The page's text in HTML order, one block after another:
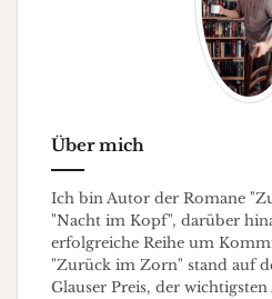
Über mich
Ich bin Autor der Romane
"Nacht im Kopf", darüber
erfolgreiche Reihe um
"Zurück im Zorn" stand auf
Glauser Preis, der